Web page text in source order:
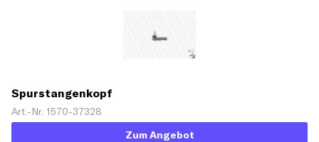
Spurstangenkopf
Art.-Nr. 1570-37328
Zum Angebot